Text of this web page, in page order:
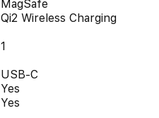
MagSafe
Qi2 Wireless Charging
1
USB-C
Yes
Yes